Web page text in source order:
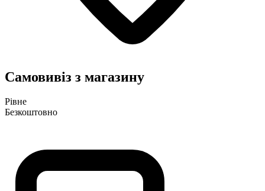
Самовивіз з магазину
Рівне
Безкоштовно